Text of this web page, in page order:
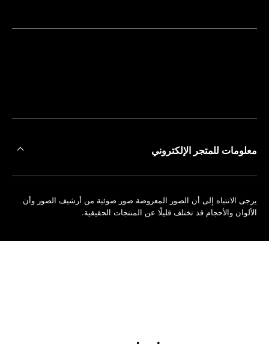
معلومات للمتجر الإلكتروني
يرجى الانتباه إلى أن الصور المعروضة صور ضوئية من أرشيف الصور وأن
الألوان والأحجام قد تختلف قليلًا عن المنتجات الحقيقية.